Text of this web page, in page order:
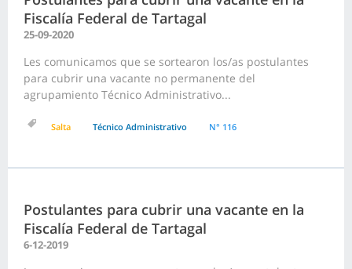
Fiscalía Federal de Tartagal
25-09-2020
Les comunicamos que se sortearon los/as postulantes
para cubrir una vacante no permanente del
agrupamiento Técnico Administrativo...
Salta Técnico Administrativo N° 116
Postulantes para cubrir una vacante en la
Fiscalía Federal de Tartagal
6-12-2019